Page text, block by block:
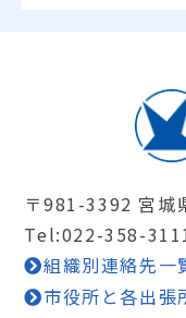
〒981-3392 宮城
Tel:022-358-
組織別連絡先一
市役所と各出張